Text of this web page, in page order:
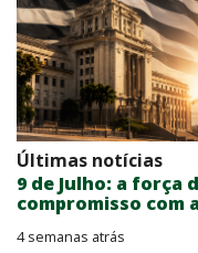
Últimas notícias
9 de Julho: a força
compromisso com
4 semanas atrás